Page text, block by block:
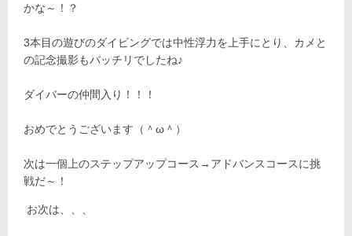
かな～！？
3本目の遊びのダイビングでは中性浮力を上手にとり、カメと
の記念撮影もバッチリでしたね♪
ダイバーの仲間入り！！！
おめでとうございます（＾ω＾）
次は一個上のステップアップコース→アドバンスコースに挑
戦だ～！
お次は、、、